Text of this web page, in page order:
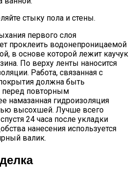
стыку пола и стены.
первого слоя
проклеить водонепроницаемой
в основе которой лежит каучук
По верху ленты наносится
Работа, связанная с
должна быть
перед повторным
намазанная гидроизоляция
высохшей. Лучше всего
24 часа после укладки
нанесения используется
валик.